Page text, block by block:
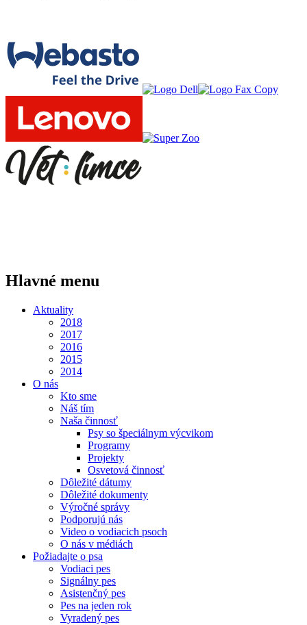
Hlavné menu
Aktuality
2018
2017
2016
2015
2014
O nás
Kto sme
Náš tím
Naša činnosť
Psy so špeciálnym výcvikom
Programy
Projekty
Osvetová činnosť
Dôležité dátumy
Dôležité dokumenty
Výročné správy
Podporujú nás
Video o vodiacich psoch
O nás v médiách
Požiadajte o psa
Vodiaci pes
Signálny pes
Asistenčný pes
Pes na jeden rok
Vyradený pes